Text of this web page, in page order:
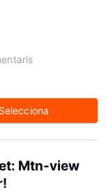
Selecciona
Mtn-view